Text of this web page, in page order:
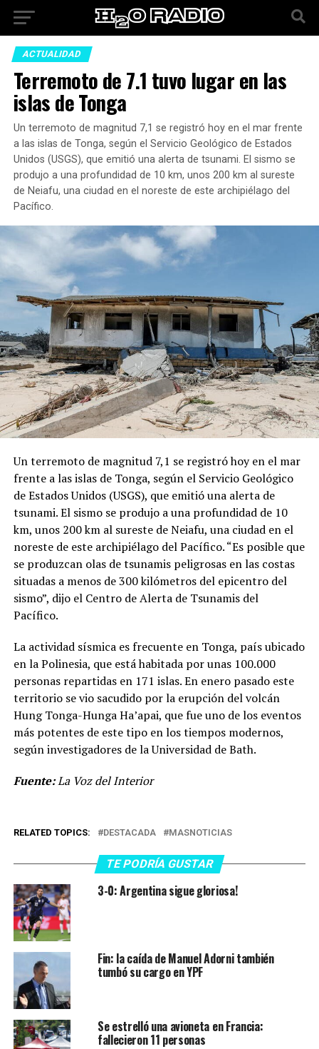
ACTUALIDAD
Terremoto de 7.1 tuvo lugar en las
islas de Tonga
Un terremoto de magnitud 7,1 se registró hoy en el mar frente
a las islas de Tonga, según el Servicio Geológico de Estados
Unidos (USGS), que emitió una alerta de tsunami. El sismo se
produjo a una profundidad de 10 km, unos 200 km al sureste
de Neiafu, una ciudad en el noreste de este archipiélago del
Pacífico.
Un terremoto de magnitud 7,1 se registró hoy en el mar
frente a las islas de Tonga, según el Servicio Geológico
de Estados Unidos (USGS), que emitió una alerta de
tsunami. El sismo se produjo a una profundidad de 10
km, unos 200 km al sureste de Neiafu, una ciudad en el
noreste de este archipiélago del Pacífico. “Es posible que
se produzcan olas de tsunamis peligrosas en las costas
situadas a menos de 300 kilómetros del epicentro del
sismo”, dijo el Centro de Alerta de Tsunamis del
Pacífico.
La actividad sísmica es frecuente en Tonga, país ubicado
en la Polinesia, que está habitada por unas 100.000
personas repartidas en 171 islas. En enero pasado este
territorio se vio sacudido por la erupción del volcán
Hung Tonga-Hunga Ha’apai, que fue uno de los eventos
más potentes de este tipo en los tiempos modernos,
según investigadores de la Universidad de Bath.
Fuente:La Voz del Interior
RELATED TOPICS: DESTACADA MASNOTICIAS
TE PODRÍA GUSTAR
3-0: Argentina sigue gloriosa!
Fin: la caída de Manuel Adorni también
tumbó su cargo en YPF
Se estrelló una avioneta en Francia:
fallecieron 11 personas